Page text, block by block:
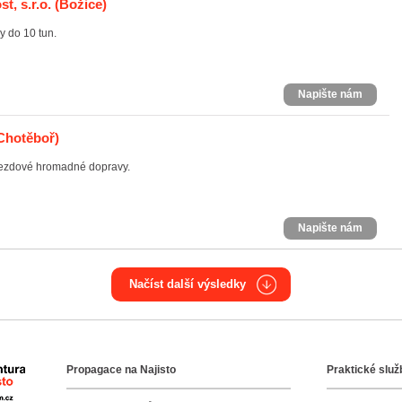
s.r.o. (Božice)
do 10 tun.
Napište nám
hromadné dopravy.
Napište nám
Načíst další výsledky
Agentura NajistoPropagace na Najisto Praktické